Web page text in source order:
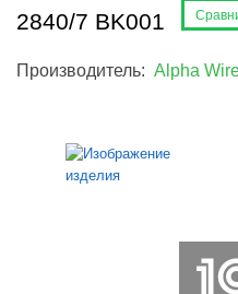
2840/7 BK001
Производитель: Alpha